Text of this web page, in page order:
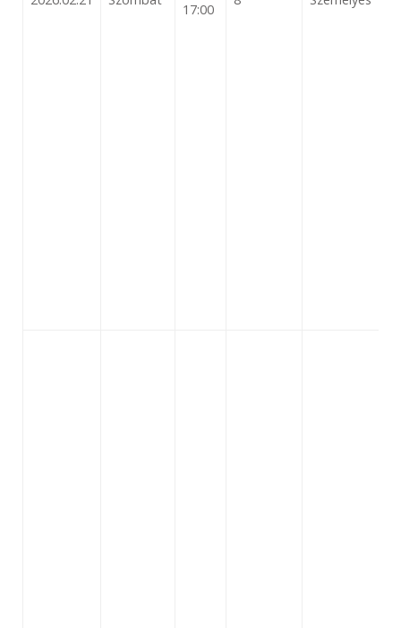
17:00